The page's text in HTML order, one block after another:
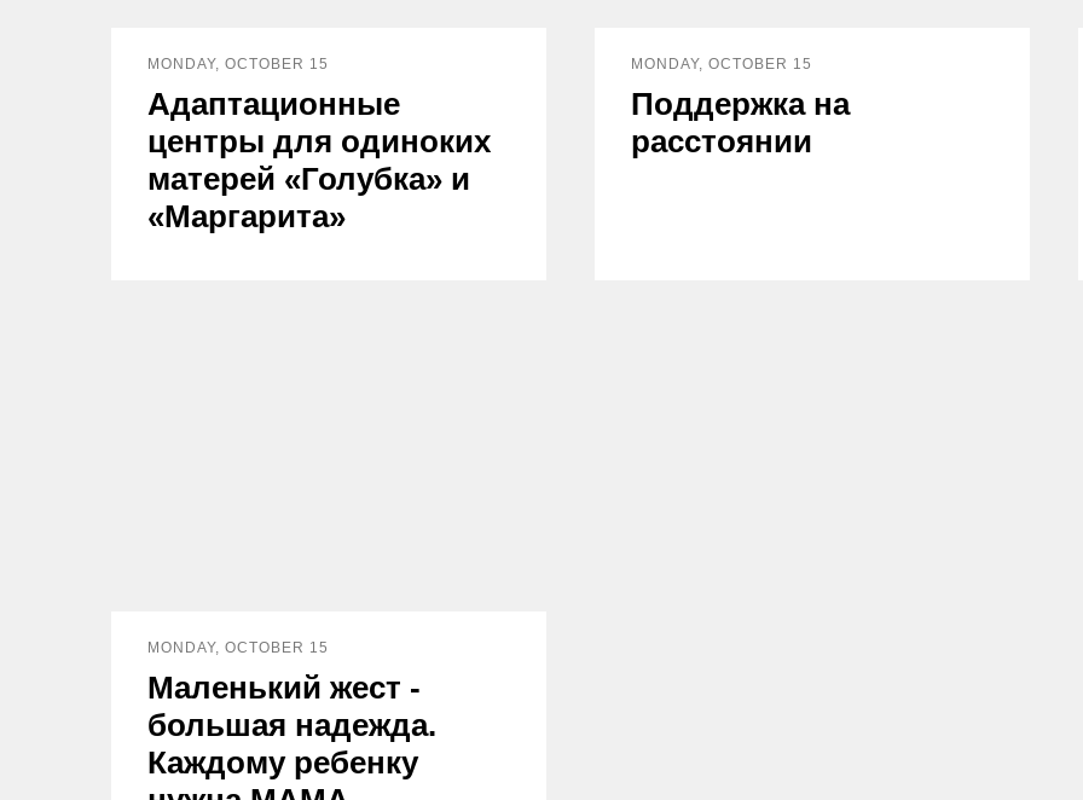
MONDAY, OCTOBER 15
Адаптационные
центры для одиноких
матерей «Голубка» и
«Маргарита»
MONDAY, OCTOBER 15
Поддержка на
расстоянии
MONDAY, OCTOBER 15
Маленький жест -
большая надежда.
Каждому ребенку